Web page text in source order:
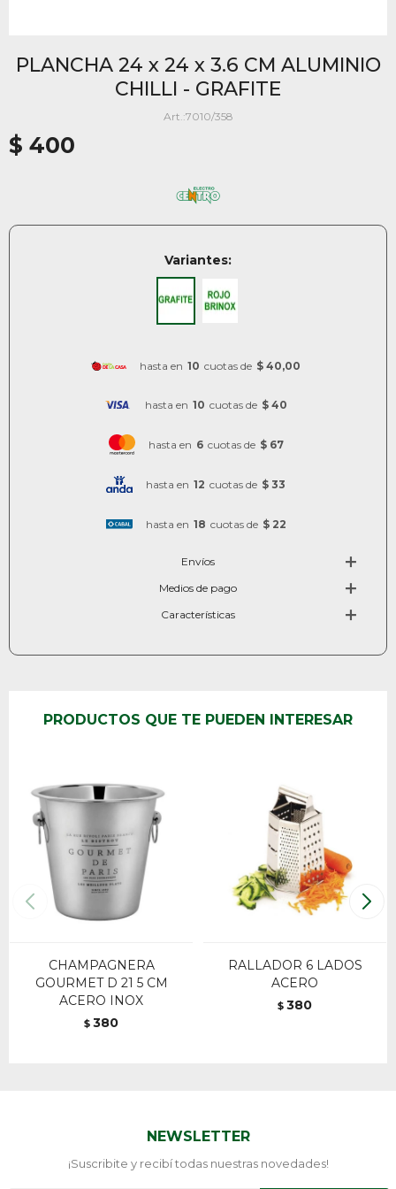
PLANCHA 24 x 24 x 3.6 CM ALUMINIO
CHILLI - GRAFITE
7010/358
$ 400
Variantes:
hasta en 10 cuotas de $ 40,00
hasta en 10 cuotas de $ 40
hasta en 6 cuotas de $ 67
hasta en 12 cuotas de $ 33
hasta en 18 cuotas de $ 22
Envíos
Medios de pago
Características
PRODUCTOS QUE TE PUEDEN INTERESAR
CHAMPAGNERA
GOURMET D 21 5 CM
ACERO INOX
$ 380
RALLADOR 6 LADOS
ACERO
$ 380
NEWSLETTER
¡Suscribite y recibí todas nuestras novedades!